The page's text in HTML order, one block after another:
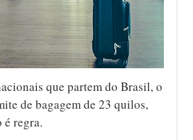
que partem do Brasil, o
de bagagem de 23 quilos,
é regra.